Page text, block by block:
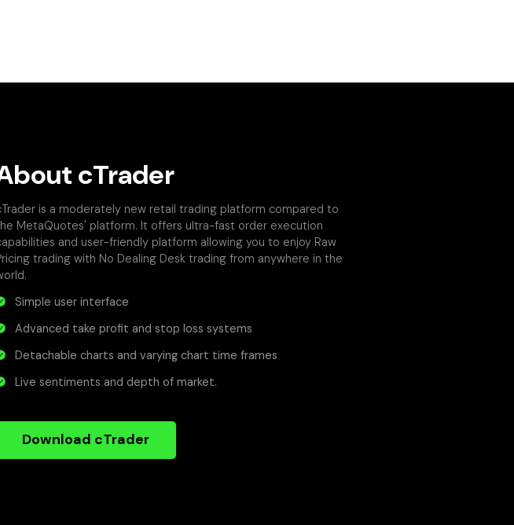
cTrader
is a moderately new retail trading platform compared to
MetaQuotes' platform. It offers ultra-fast order execution
and user-friendly platform allowing you to enjoy Raw
trading with No Dealing Desk trading from anywhere in the
Simple user interface
Advanced take profit and stop loss systems
Detachable charts and varying chart time frames
Live sentiments and depth of market.
Download cTrader